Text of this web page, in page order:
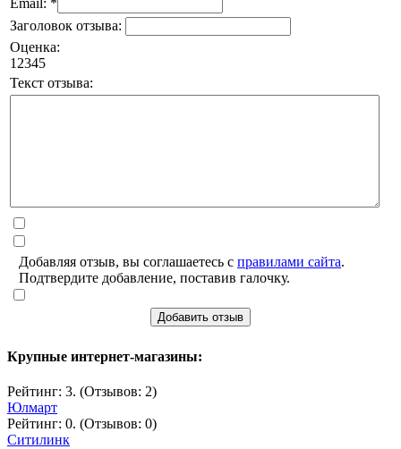
Email: *
Заголовок отзыва:
Оценка:
1 2345
Текст отзыва:
Добавляя отзыв, вы соглашаетесь с правилами сайта.
Подтвердите добавление, поставив галочку.
Добавить отзыв
Крупные интернет-магазины:
Рейтинг: 3. (Отзывов: 2)
Юлмарт
Рейтинг: 0. (Отзывов: 0)
Ситилинк